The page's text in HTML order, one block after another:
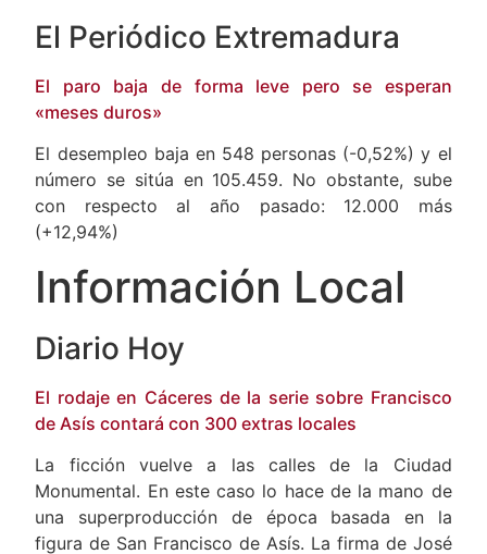
El Periódico Extremadura
El paro baja de forma leve pero se esperan
El desempleo baja en 548 personas (-0,52%) y el
número se sitúa en 105.459. No obstante, sube
con respecto al año pasado: 12.000 más
Información Local
Diario Hoy
El rodaje en Cáceres de la serie sobre Francisco
La ficción vuelve a las calles de la Ciudad
Monumental. En este caso lo hace de la mano de
una superproducción de época basada en la